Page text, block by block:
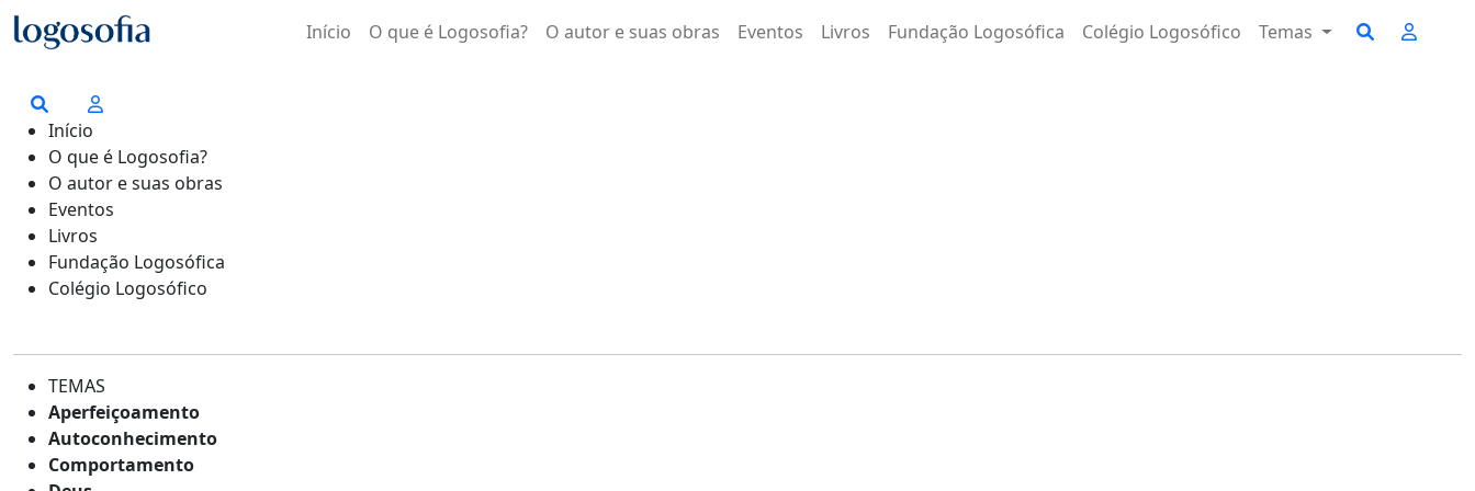
Início O que é Logosofia? O autor e suas obras Eventos Livros Fundação Logosófica Colégio Logosófico Temas
Início
O que é Logosofia?
O autor e suas obras
Eventos
Livros
Fundação Logosófica
Colégio Logosófico
TEMAS
Aperfeiçoamento
Autoconhecimento
Comportamento